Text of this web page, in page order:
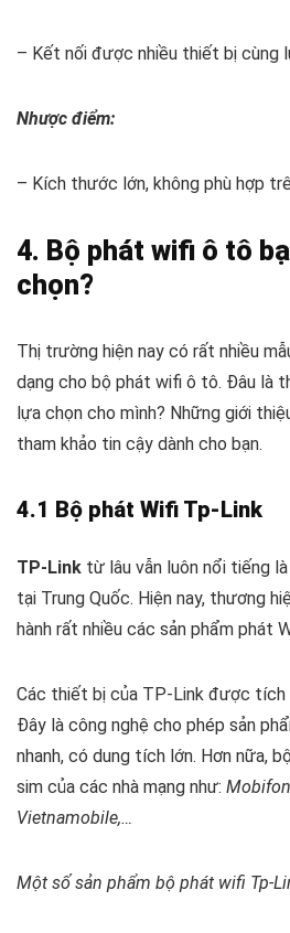
– Kết nối được nhiều thiết bị cùng
Nhược điểm:
– Kích thước lớn, không phù hợp
4. Bộ phát wifi ô tô
chọn?
Thị trường hiện nay có rất nhiều
dạng cho bộ phát wifi ô tô. Đâu là
lựa chọn cho mình? Những giới
tham khảo tin cậy dành cho bạn.
4.1 Bộ phát Wifi Tp-Link
TP-Link từ lâu vẫn luôn nổi tiếng
tại Trung Quốc. Hiện nay, thương
hành rất nhiều các sản phẩm phát
Các thiết bị của TP-Link được tích
Đây là công nghệ cho phép sản
nhanh, có dung tích lớn. Hơn nữa,
sim của các nhà mạng như:
Vietnamobile,…
Một số sản phẩm bộ phát wifi Tp-